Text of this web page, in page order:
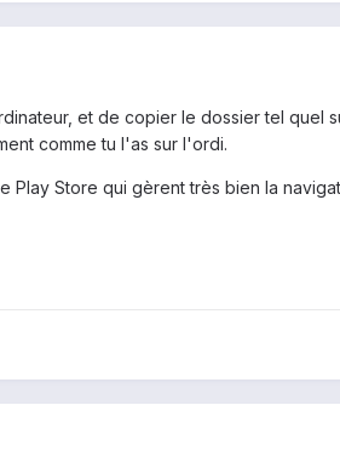
et de copier le dossier tel quel
comme tu l'as sur l'ordi.
Play Store qui gèrent très bien la